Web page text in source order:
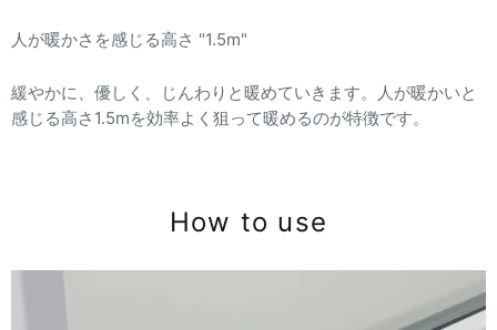
人が暖かさを感じる高さ "1.5m"
緩やかに、優しく、じんわりと暖めていきます。人が暖かいと
感じる高さ1.5mを効率よく狙って暖めるのが特徴です。
How to use